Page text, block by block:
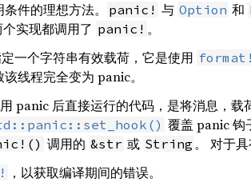
件的理想方法。
panic! 与 Option 和
实现都调用了 panic! 。
一个字符串有效载荷，它是使用 format!
线程完全变为 panic。
panic 后直接运行的代码，是将消息，载
覆盖 panic 钩
调用的 &str 或 String 。 对于
，以获取编译期间的错误。